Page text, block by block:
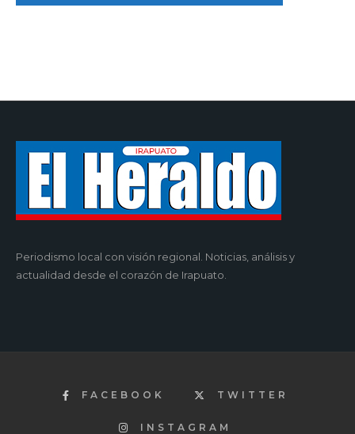
Periodismo local con visión regional. Noticias, análisis y
actualidad desde el corazón de Irapuato.
FACEBOOK TWITTER
INSTAGRAM